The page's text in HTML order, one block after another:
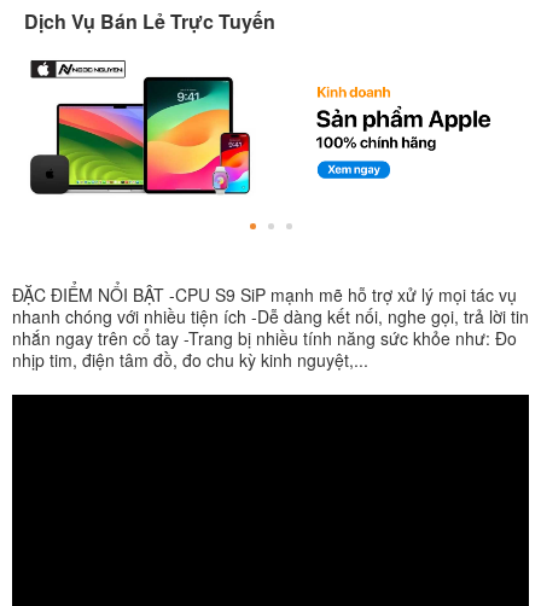
Dịch Vụ Bán Lẻ Trực Tuyến
ĐẶC ĐIỂM NỔI BẬT -CPU S9 SiP mạnh mẽ hỗ trợ xử lý mọi tác vụ
nhanh chóng với nhiều tiện ích -Dễ dàng kết nối, nghe gọi, trả lời tin
nhắn ngay trên cổ tay -Trang bị nhiều tính năng sức khỏe như: Đo
nhịp tim, điện tâm đồ, đo chu kỳ kinh nguyệt,...